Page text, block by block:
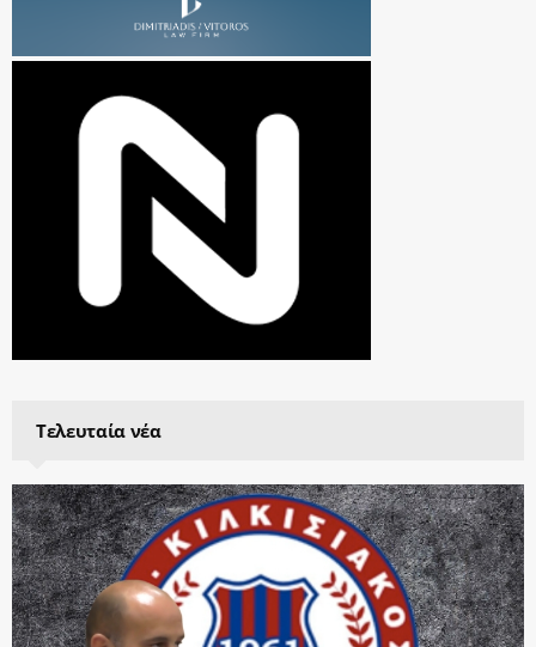
Τελευταία νέα